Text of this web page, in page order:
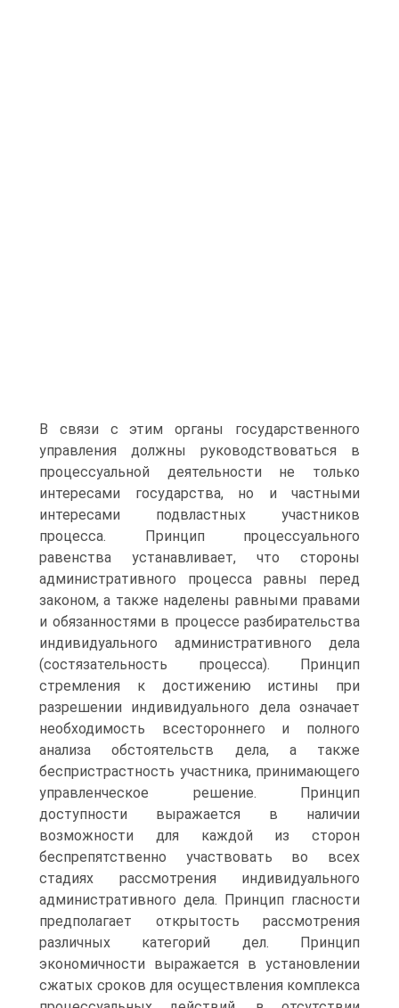
В связи с этим органы государственного
управления должны руководствоваться в
процессуальной деятельности не только
интересами государства, но и частными
интересами подвластных участников
процесса. Принцип процессуального
равенства устанавливает, что стороны
административного процесса равны перед
законом, а также наделены равными правами
и обязанностями в процессе разбирательства
индивидуального административного дела
(состязательность процесса). Принцип
стремления к достижению истины при
разрешении индивидуального дела означает
необходимость всестороннего и полного
анализа обстоятельств дела, а также
беспристрастность участника, принимающего
управленческое решение. Принцип
доступности выражается в наличии
возможности для каждой из сторон
беспрепятственно участвовать во всех
стадиях рассмотрения индивидуального
административного дела. Принцип гласности
предполагает открытость рассмотрения
различных категорий дел. Принцип
экономичности выражается в установлении
сжатых сроков для осуществления комплекса